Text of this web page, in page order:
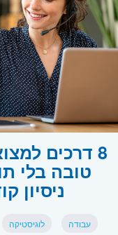
8 דרכים
טובה בלי
ניסיון
עבודה לוגיסטיקה